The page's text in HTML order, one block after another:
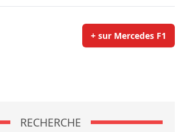
+ sur Mercedes F1
RECHERCHE